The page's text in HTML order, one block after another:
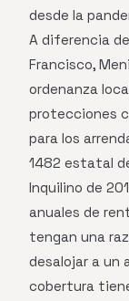
desde la
A diferencia
Francisco,
ordenanza
protecciones
para los
1482 estatal
Inquilino de
anuales de
tengan una
desalojar a un
cobertura